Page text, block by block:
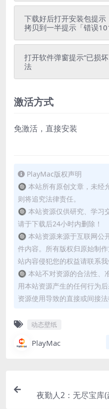
下载好后打开安装包提
拷贝到一半提示「错误
打开软件弹窗提示“已损
法
激活方式
免激活，直接安装
PlayMac版权声明
🔘 本站所有原创文章，未经
则将追究法律责任。
🔘 本站资源仅供研究、学习
请于下载后24小时内删除！
🔘 本站资源来源于互联网公
件内容。所有版权归原始制
站内容侵犯您的权益请联系我
🔘 本站不对资源的合法性、
用本站资源产生的任何行为
资源使用导致的直接或间接法
动态壁纸
PlayMac
夜勤人2：无尽宝